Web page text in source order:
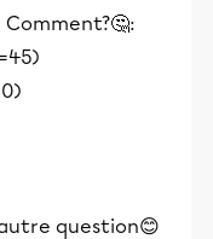
question😊